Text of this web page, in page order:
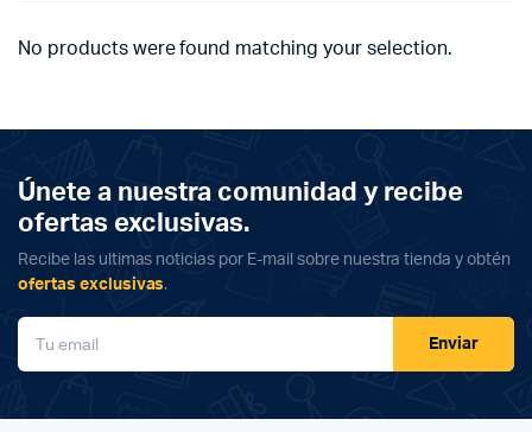
No products were found matching your selection.
Únete a nuestra comunidad y recibe
ofertas exclusivas.
Recibe las ultimas noticias por E-mail sobre nuestra tienda y obtén
ofertas exclusivas.
Enviar